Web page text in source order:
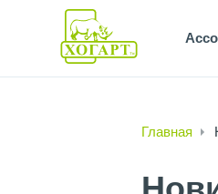
Главная